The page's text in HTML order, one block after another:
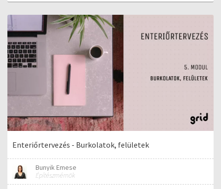
Enteriőrtervezés - Burkolatok, felületek
Bunyik Emese
Építészmérnök